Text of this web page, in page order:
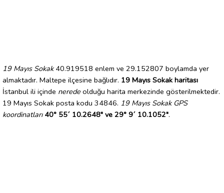
19 Mayıs Sokak40.919518 enlem ve 29.152807 boylamda yer
almaktadır. Maltepe ilçesine bağlıdır. 19 Mayıs Sokak haritası
İstanbul ili içinde nerede olduğu harita merkezinde gösterilmektedir.
19 Mayıs Sokak posta kodu 34846. 19 Mayıs Sokak GPS
koordinatları 40° 55´ 10.2648" ve 29° 9´ 10.1052".